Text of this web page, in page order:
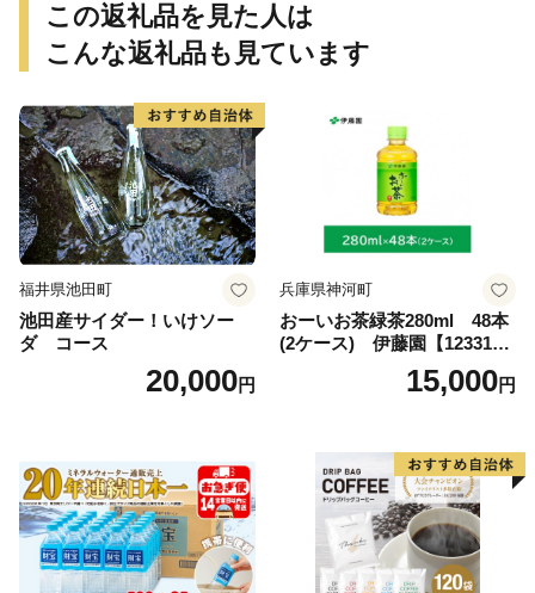
この返礼品を見た人は
こんな返礼品も見ています
福井県池田町
池田産サイダー！いけソー
ダ コース
20,000円
兵庫県神河町
おーいお茶緑茶280ml 48本
(2ケース) 伊藤園【123317
15,000円